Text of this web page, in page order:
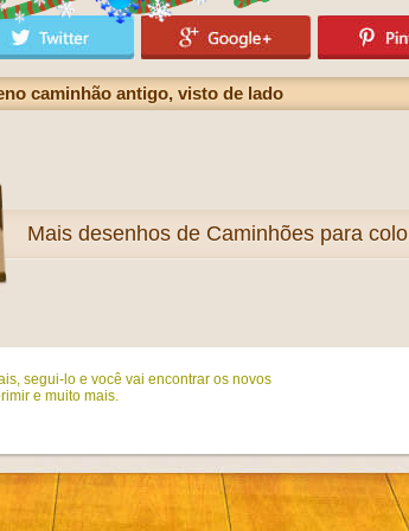
caminhão antigo, visto de lado
Mais desenhos de Caminhões para
segui-lo e você vai encontrar os novos
e muito mais.